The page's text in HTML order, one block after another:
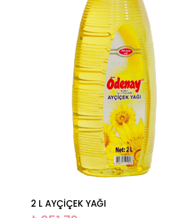
2 L AYÇİÇEK YAĞI